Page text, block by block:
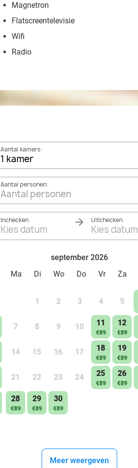
Magnetron
Flatscreentelevisie
Wifi
Radio
Aantal kamers:
1 kamer
Aantal personen:
Aantal personen
Inchecken
Kies datum
Uitchecken
Kies datum
september 2026
Ma
Di Wo Do Vr Za
1 2 3 4 5
7 8 9 10 11
€89
12
€89
14 15 16 17 18
€89
19
€89
21 22 23 24 25
€89
26
€89
28
€89
29
€89
30
€89
Meer weergeven